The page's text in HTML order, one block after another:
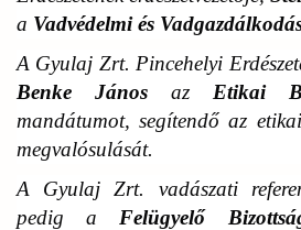
a Vadvédelmi és
A Gyulaj Zrt. Pincehelyi
Benke János az Etikai
mandátumot, segítendő az
megvalósulását.
A Gyulaj Zrt. vadászati
pedig a Felügyelő